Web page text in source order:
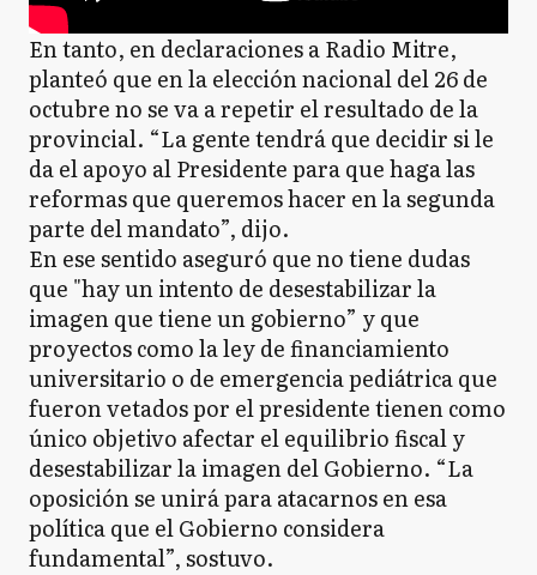
En tanto, en declaraciones a Radio Mitre,
planteó que en la elección nacional del 26 de
octubre no se va a repetir el resultado de la
provincial. “La gente tendrá que decidir si le
da el apoyo al Presidente para que haga las
reformas que queremos hacer en la segunda
parte del mandato”, dijo.
En ese sentido aseguró que no tiene dudas
que "hay un intento de desestabilizar la
imagen que tiene un gobierno” y que
proyectos como la ley de financiamiento
universitario o de emergencia pediátrica que
fueron vetados por el presidente tienen como
único objetivo afectar el equilibrio fiscal y
desestabilizar la imagen del Gobierno. “La
oposición se unirá para atacarnos en esa
política que el Gobierno considera
fundamental”, sostuvo.